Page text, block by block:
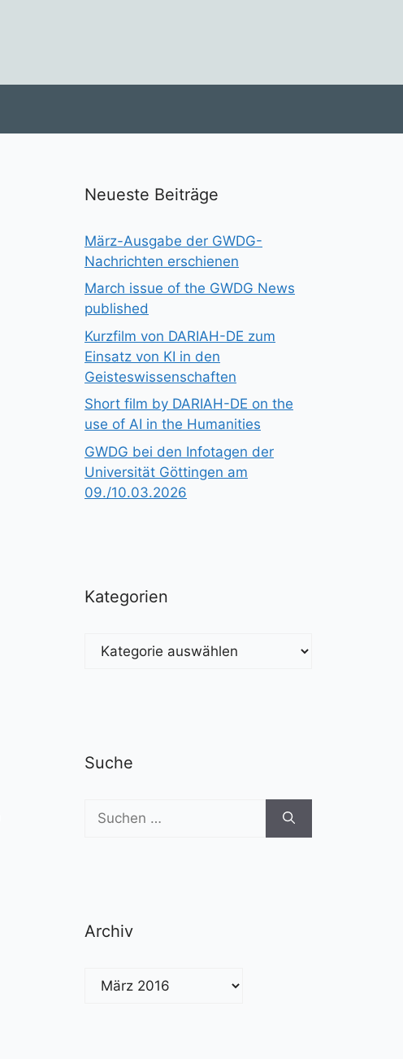
Neueste Beiträge
März-Ausgabe der GWDG-
Nachrichten erschienen
March issue of the GWDG News
published
Kurzfilm von DARIAH-DE zum
Einsatz von KI in den
Geisteswissenschaften
Short film by DARIAH-DE on the
use of AI in the Humanities
GWDG bei den Infotagen der
Universität Göttingen am
09./10.03.2026
Kategorien
Kategorien
Suche
nach:
Archiv
Archiv